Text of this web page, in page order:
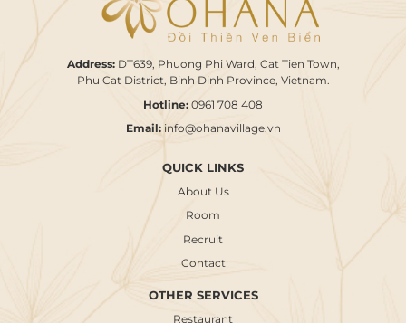
Address: DT639, Phuong Phi Ward, Cat Tien Town,
Phu Cat District, Binh Dinh Province, Vietnam.
Hotline: 0961 708 408
Email: info@ohanavillage.vn
QUICK LINKS
About Us
Room
Recruit
Contact
OTHER SERVICES
Restaurant